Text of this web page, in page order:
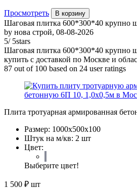
Просмотреть В корзину
Шаговая плитка 600*300*40 крупно
by нова строй, 08-08-2026
5/ 5stars
Шаговая плитка 600*300*40 крупно
купить с доставкой по Москве и
87 out of 100 based on 24 user ratings
Плита тротуарная армированная
Размер: 1000х500х100
Штук на м/кв: 2 шт
Цвет:
Выберите цвет!
1 500 ₽ шт